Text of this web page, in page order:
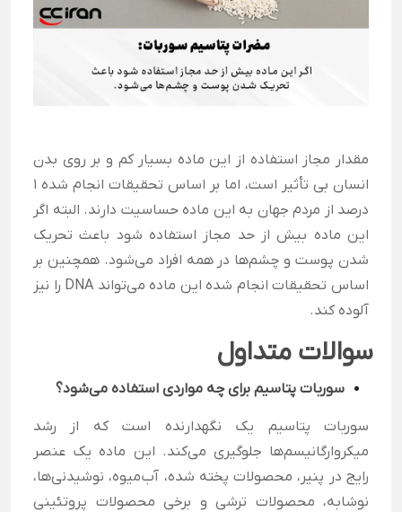
مقدار مجاز استفاده از این ماده بسیار کم و بر روی بدن
انسان بی تأثیر است، اما بر اساس تحقیقات انجام شده 1
درصد از مردم جهان به این ماده حساسیت دارند. البته اگر
این ماده بیش از حد مجاز استفاده شود باعث تحریک
شدن پوست و چشم‌ها در همه افراد می‌شود. همچنین بر
اساس تحقیقات انجام شده این ماده می‌تواند DNA را نیز
آلوده کند.
سوالات متداول
سوربات پتاسیم برای چه مواردی استفاده می‌شود؟
سوربات پتاسیم یک نگهدارنده است که از رشد
میکروارگانیسم‌ها جلوگیری می‌کند. این ماده یک عنصر
رایج در پنیر، محصولات پخته شده، آب‌میوه، نوشیدنی‌ها،
نوشابه، محصولات ترشی و برخی محصولات پروتئینی